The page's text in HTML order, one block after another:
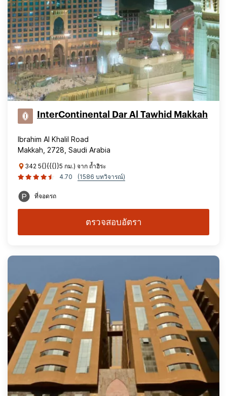
InterContinental Dar Al Tawhid Makkah
Ibrahim Al Khalil Road
Makkah, 2728, Saudi Arabia
342 5{}{{{}}5 กม.) จาก ถ้ำฮิระ
4.70
(1586 บทวิจารณ์)
ที่จอดรถ
ตรวจสอบอัตรา